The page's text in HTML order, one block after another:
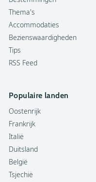
Thema's
Accommodaties
Bezienswaardigheden
Tips
RSS Feed
Populaire landen
Oostenrijk
Frankrijk
Italië
Duitsland
België
Tsjechië